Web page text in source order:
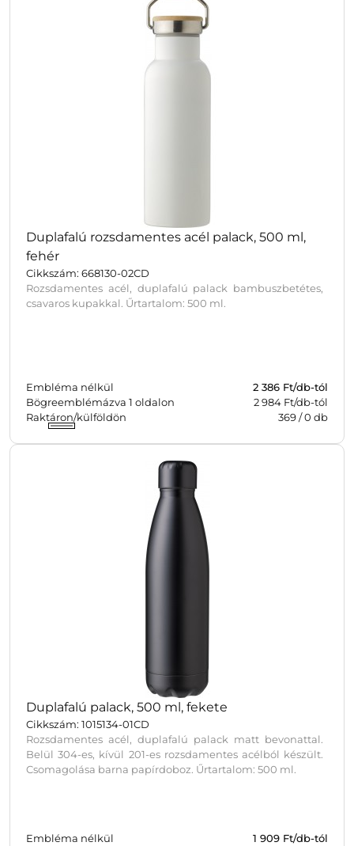
Duplafalú rozsdamentes acél palack, 500 ml,
fehér
Cikkszám: 668130-02CD
Rozsdamentes acél, duplafalú palack bambuszbetétes,
csavaros kupakkal. Űrtartalom: 500 ml.
Embléma nélkül 2 386 Ft/db-tól
Bögreemblémázva 1 oldalon
2 984 Ft/db-tól
Raktáron/külföldön
369/0 db
Duplafalú palack, 500 ml, fekete
Cikkszám: 1015134-01CD
Rozsdamentes acél, duplafalú palack matt bevonattal.
Belül 304-es, kívül 201-es rozsdamentes acélból készült.
Csomagolása barna papírdoboz. Űrtartalom: 500 ml.
Embléma nélkül 1 909 Ft/db-tól